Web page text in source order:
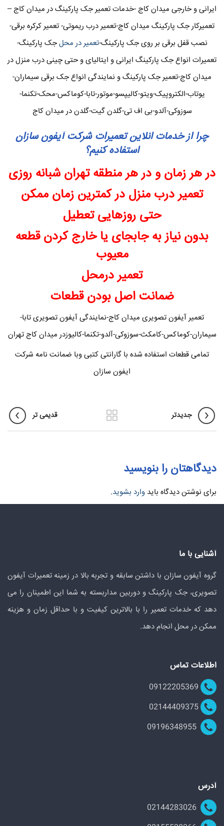
ایرانی و خارجی میدان کاج -خدمات تعمیر جک پارکینگ در میدان کاج –
تعمیرکار جک پارکینگ میدان کاج-تعمیر درب ریموتی- تعمیر کرکره برقی-
نصب قفل برقی بر روی جک پارکینگ-تعمیر در محلجک پارکینگ-
تعمیرات انواع جک پارکینگ ایرانی و ایتالیای و حتی چینی درب منزل در
میدان کاج-تعمیر جک پارکینگ و نمایندگی انواع جک برقی سیماران-
یوتاب-الکتروپیک-ویتو-کالیپسو-موتور-تابا-کوماکس-محک-تکنما-
سوزوکی-آلدو-بی اف تی-گلدن گیت-گلدن در میدان کاج
چرا از خدمات انلاین تعمیرات شرکت آیفون سازان
استفاده کنیم؟
در هر زمان و در هر منطقه تهران شبانه روزی
تعمیر درب منزل در کمترین زمان ممکن
حتی روزهایی تعطیل
بدون نیاز به جابجای یا خارج کردن قطعه
معیوب
تعمیر درمحل
ضمانت اصل بودن قطعات
تعمیر آیفون تصویری میدان کاج-نمایندگی آیفون تصویری تابا-
سیماران-کوماکس-کامکث-سوزوکی-آلدو-تکنما-کالیوزدر میدان کاج تهران
تمامی قطعات استفاده شده با گارانتی کتبی وبا ضمانت نامه شرکت
ایفون سازان
جدیدتر قدیمی تر
دیدگاهتان را بنویسید
برای نوشتن دیدگاه باید وارد بشوید.
آشنایی با ما
گروه آیفون سازان با داشتن سابقه و تجربه بالا در زمینه تعمیرات آیفون
تصویری، جک پارکینگ و دوربین مداربسته به شما این اطمینان را می
دهد که خدمات تعمیر را با بالاترین کیفیت و با حداقل زمان و هزینه
ممکن در محل انجام دهد.
اطلاعات تماس
آدرس